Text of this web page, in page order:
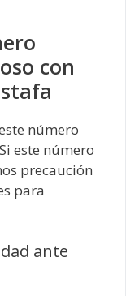
con
número
este número
precaución
para
ante